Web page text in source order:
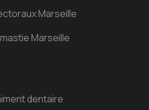
Marseille
Marseille
dentaire